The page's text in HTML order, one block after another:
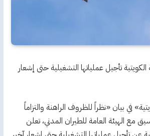
تأجيل عملياتها التشغيلية حتى إشعار
في بيان «نظراً للظروف الراهنة والتزاماً
مع الهيئة العامة للطيران المدني، تعلن